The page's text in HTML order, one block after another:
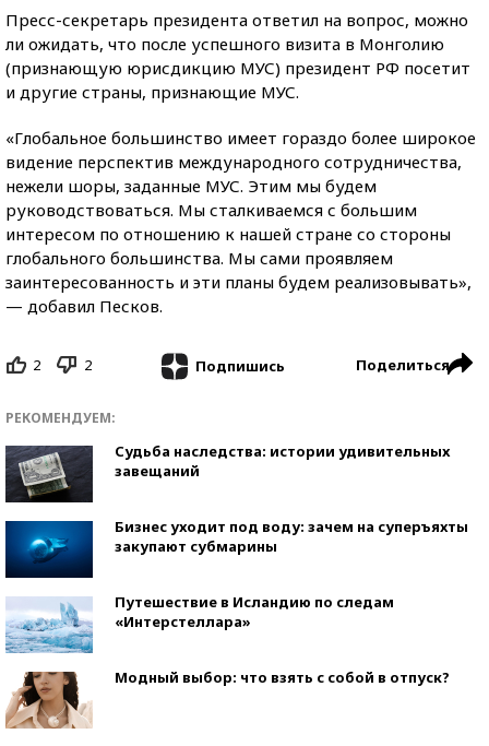
Пресс-секретарь президента ответил на вопрос, можно
ли ожидать, что после успешного визита в Монголию
(признающую юрисдикцию МУС) президент РФ посетит
и другие страны, признающие МУС.
«Глобальное большинство имеет гораздо более широкое
видение перспектив международного сотрудничества,
нежели шоры, заданные МУС. Этим мы будем
руководствоваться. Мы сталкиваемся с большим
интересом по отношению к нашей стране со стороны
глобального большинства. Мы сами проявляем
заинтересованность и эти планы будем реализовывать»,
— добавил Песков.
2 2 Подпишись Поделиться
РЕКОМЕНДУЕМ:
Судьба наследства: истории удивительных
завещаний
Бизнес уходит под воду: зачем на суперъяхты
закупают субмарины
Путешествие в Исландию по следам
«Интерстеллара»
Модный выбор: что взять с собой в отпуск?